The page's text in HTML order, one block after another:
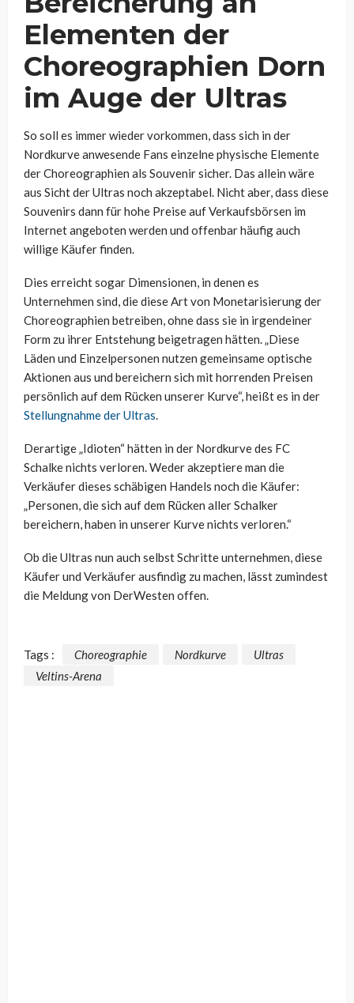
Elementen der
Choreographien Dorn
im Auge der Ultras
So soll es immer wieder vorkommen, dass sich in der
Nordkurve anwesende Fans einzelne physische Elemente
der Choreographien als Souvenir sicher. Das allein wäre
aus Sicht der Ultras noch akzeptabel. Nicht aber, dass diese
Souvenirs dann für hohe Preise auf Verkaufsbörsen im
Internet angeboten werden und offenbar häufig auch
willige Käufer finden.
Dies erreicht sogar Dimensionen, in denen es
Unternehmen sind, die diese Art von Monetarisierung der
Choreographien betreiben, ohne dass sie in irgendeiner
Form zu ihrer Entstehung beigetragen hätten. „Diese
Läden und Einzelpersonen nutzen gemeinsame optische
Aktionen aus und bereichern sich mit horrenden Preisen
persönlich auf dem Rücken unserer Kurve“, heißt es in der
Stellungnahme der Ultras.
Derartige „Idioten“ hätten in der Nordkurve des FC
Schalke nichts verloren. Weder akzeptiere man die
Verkäufer dieses schäbigen Handels noch die Käufer:
„Personen, die sich auf dem Rücken aller Schalker
bereichern, haben in unserer Kurve nichts verloren.“
Ob die Ultras nun auch selbst Schritte unternehmen, diese
Käufer und Verkäufer ausfindig zu machen, lässt zumindest
die Meldung von DerWesten offen.
Tags : Choreographie Nordkurve
Ultras
Veltins-Arena